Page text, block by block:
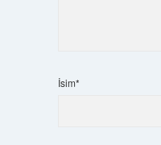
İsim*